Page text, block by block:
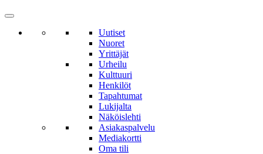
Uutiset
Nuoret
Yrittäjät
Urheilu
Kulttuuri
Henkilöt
Tapahtumat
Lukijalta
Näköislehti
Asiakaspalvelu
Mediakortti
Oma tili